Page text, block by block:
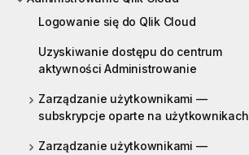
Logowanie się do Qlik Cloud
Uzyskiwanie dostępu do centrum
aktywności Administrowanie
Zarządzanie użytkownikami —
subskrypcje oparte na użytkownikach
Zarządzanie użytkownikami —